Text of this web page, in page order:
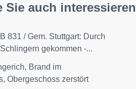
Sie auch interessieren
831 / Gem. Stuttgart: Durch
gekommen -...
Brand im
Obergeschoss zerstört